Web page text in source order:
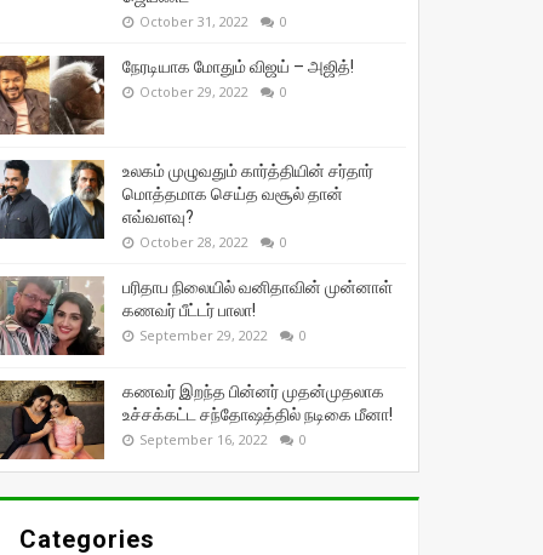
October 31, 2022 0
நேரடியாக மோதும் விஜய் – அஜித்!
October 29, 2022 0
உலகம் முழுவதும் கார்த்தியின் சர்தார்
மொத்தமாக செய்த வசூல் தான்
எவ்வளவு?
October 28, 2022 0
பரிதாப நிலையில் வனிதாவின் முன்னாள்
கணவர் பீட்டர் பாலா!
September 29, 2022 0
கணவர் இறந்த பின்னர் முதன்முதலாக
உச்சக்கட்ட சந்தோஷத்தில் நடிகை மீனா!
September 16, 2022 0
Categories